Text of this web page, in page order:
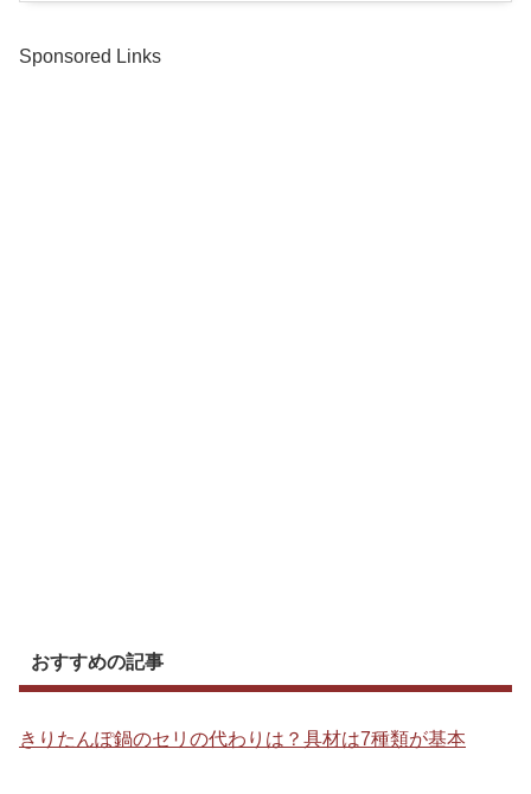
Sponsored Links
おすすめの記事
きりたんぽ鍋のセリの代わりは？具材は7種類が基本